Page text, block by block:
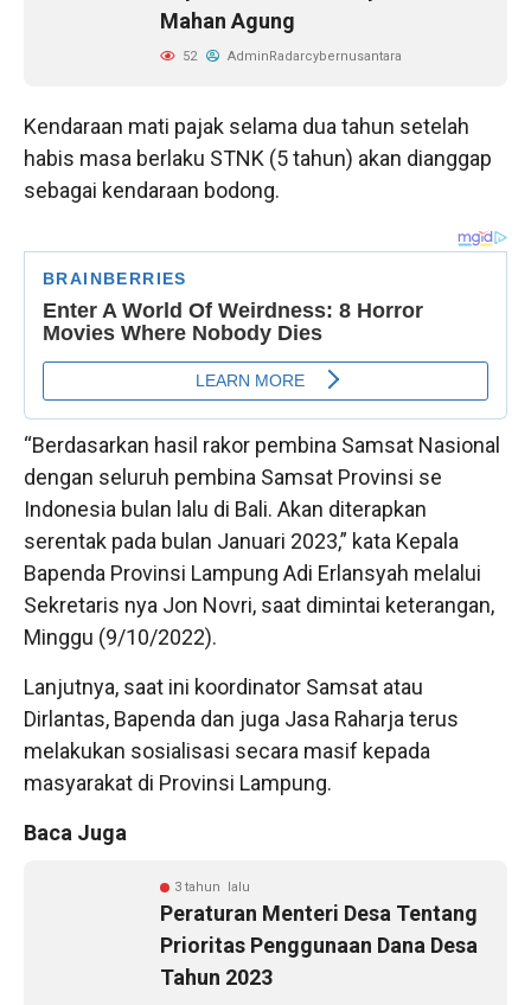
Mahan Agung
52 AdminRadarcybernusantara
Kendaraan mati pajak selama dua tahun setelah
habis masa berlaku STNK (5 tahun) akan dianggap
sebagai kendaraan bodong.
“Berdasarkan hasil rakor pembina Samsat Nasional
dengan seluruh pembina Samsat Provinsi se
Indonesia bulan lalu di Bali. Akan diterapkan
serentak pada bulan Januari 2023,” kata Kepala
Bapenda Provinsi Lampung Adi Erlansyah melalui
Sekretaris nya Jon Novri, saat dimintai keterangan,
Minggu (9/10/2022).
Lanjutnya, saat ini koordinator Samsat atau
Dirlantas, Bapenda dan juga Jasa Raharja terus
melakukan sosialisasi secara masif kepada
masyarakat di Provinsi Lampung.
Baca Juga
3 tahun lalu
Peraturan Menteri Desa Tentang
Prioritas Penggunaan Dana Desa
Tahun 2023